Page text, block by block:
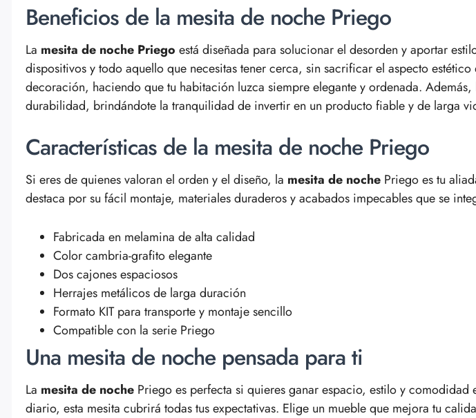
Beneficios de la mesita de noche Priego
La mesita de noche Priego está diseñada para solucionar el desorden y aportar
dispositivos y todo aquello que necesitas tener cerca, sin sacrificar el aspecto
decoración, haciendo que tu habitación luzca siempre elegante y ordenada.
durabilidad, brindándote la tranquilidad de invertir en un producto fiable y de larga
Características de la mesita de noche Priego
Si eres de quienes valoran el orden y el diseño, la mesita de noche Priego es tu
destaca por su fácil montaje, materiales duraderos y acabados impecables que se
Fabricada en melamina de alta calidad
Color cambria-grafito elegante
Dos cajones espaciosos
Herrajes metálicos de larga duración
Formato KIT para transporte y montaje sencillo
Compatible con la serie Priego
Una mesita de noche pensada para ti
La mesita de noche Priego es perfecta si quieres ganar espacio, estilo y
diario, esta mesita cubrirá todas tus expectativas. Elige un mueble que mejora tu